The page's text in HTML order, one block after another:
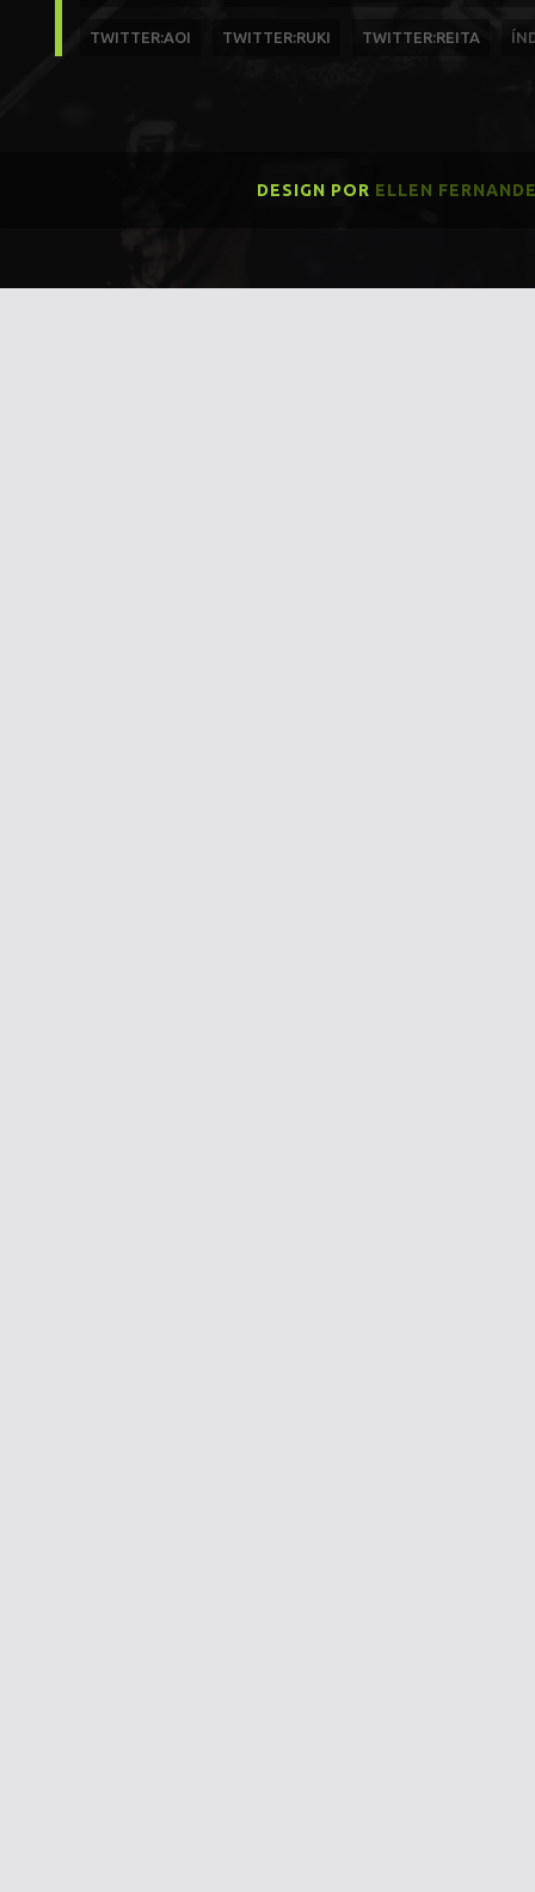
TWITTER:AOI TWITTER:RUKI TWITTER:REITA
DESIGN POR ELLEN